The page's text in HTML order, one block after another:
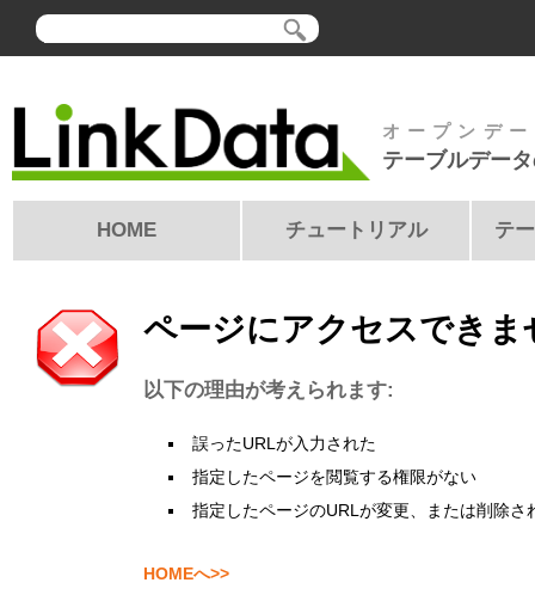
オープンデ
テーブルデー
HOME チュートリアル テ
ページにアクセスできま
以下の理由が考えられます:
誤ったURLが入力された
指定したページを閲覧する権限がない
指定したページのURLが変更、または削除さ
HOMEへ>>